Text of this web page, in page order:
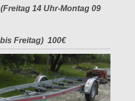
14 Uhr-Montag 09
Freitag) 100€